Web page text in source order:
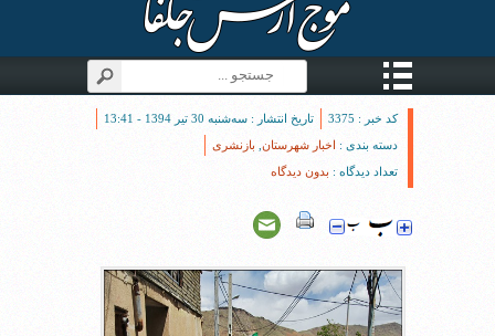
کد خبر : 3375
تاریخ انتشار : سه‌شنبه 30 تیر 1394 - 13:41
دسته بندی : اخبار شهرستان بازنشری
تعداد دیدگاه : بدون دیدگاه